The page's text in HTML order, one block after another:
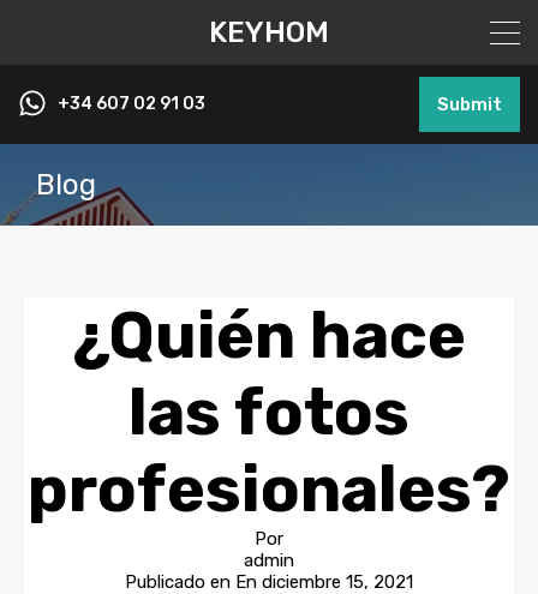
KEYHOM
+34 607 02 91 03 Submit
Blog
¿Quién hace
las fotos
profesionales?
Por
admin
Publicado en En diciembre 15, 2021